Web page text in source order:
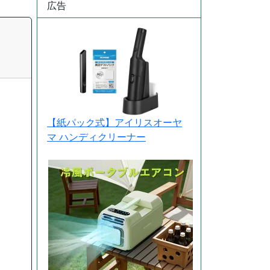
広告
【紙パック式】アイリスオーヤ
マ ハンディクリーナー